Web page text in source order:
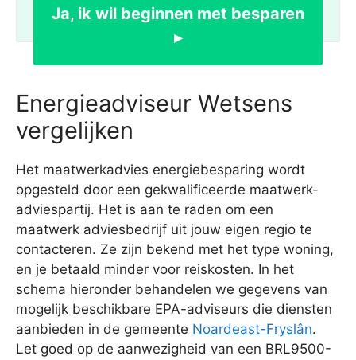
Ja, ik wil beginnen met besparen
▸
Energieadviseur Wetsens
vergelijken
Het maatwerkadvies energiebesparing wordt
opgesteld door een gekwalificeerde maatwerk-
adviespartij. Het is aan te raden om een
maatwerk adviesbedrijf uit jouw eigen regio te
contacteren. Ze zijn bekend met het type woning,
en je betaald minder voor reiskosten. In het
schema hieronder behandelen we gegevens van
mogelijk beschikbare EPA-adviseurs die diensten
aanbieden in de gemeente Noardeast-Fryslân.
Let goed op de aanwezigheid van een BRL9500-